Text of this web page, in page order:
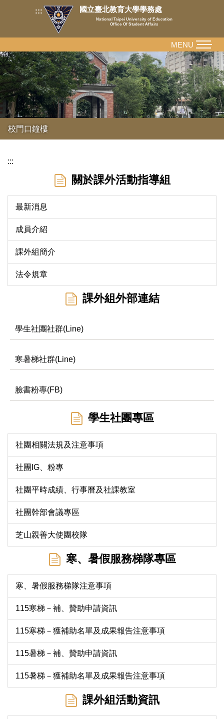
內
容
區
::: 國立臺北教育大學學務處
National Taipei University of Education
Office Of Student Affairs
校門口鐘樓
MENU
:::
關於課外活動指導組
最新消息
成員介紹
課外組簡介
法令規章
課外組外部連結
學生社團社群(Line)
寒暑梯社群(Line)
臉書粉專(FB)
學生社團專區
社團相關法規及注意事項
社團IG、粉專
社團平時成績、行事曆及社課教室
社團幹部會議專區
芝山親善大使團校隊
寒、暑假服務梯隊專區
寒、暑假服務梯隊注意事項
115寒梯－補、贊助申請資訊
115寒梯－獲補助名單及成果報告注意事項
115暑梯－補、贊助申請資訊
115暑梯－獲補助名單及成果報告注意事項
課外組活動資訊